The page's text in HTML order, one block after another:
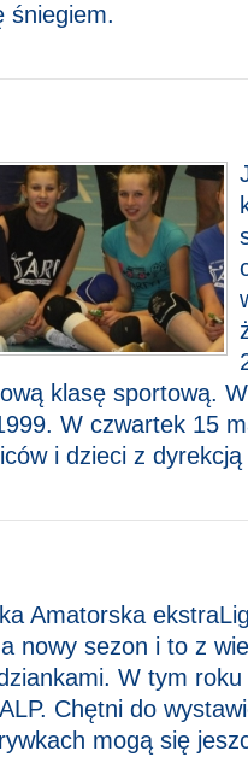
śniegiem.
klasę sportową.
W czwartek 15
i dzieci z
Amatorska
nowy sezon i to z
W tym
Chętni do
mogą się